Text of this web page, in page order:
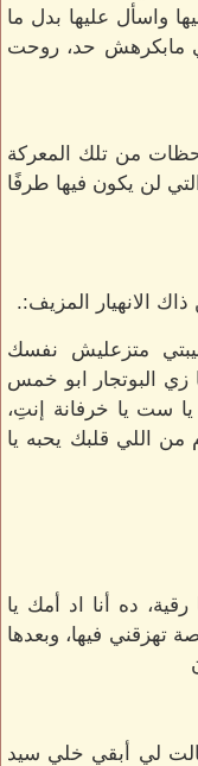
واسأل عليها بدل ما
مابكرهش حد، روحت
من تلك المعركة
لن يكون فيها طرفًا
الانهيار المزيف:.
متزعليش نفسك
زي البوتجار ابو خمس
يا ست يا خرفانة إنتِ،
من اللي قلبك يحبه يا
ده أنا اد أمك يا
تهزقني فيها، وبعدها
لي أبقي خلي سيد